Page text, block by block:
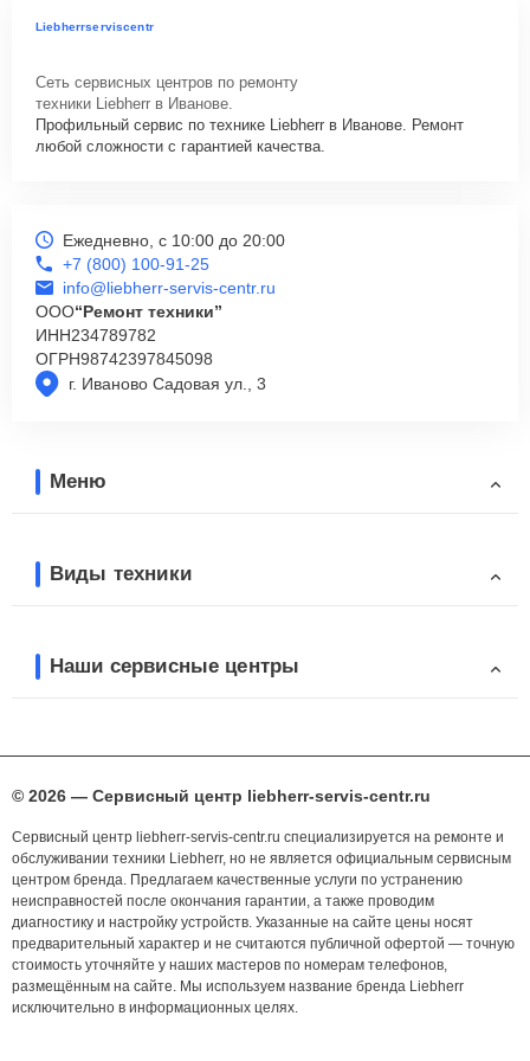
Liebherrserviscentr
Сеть сервисных центров по ремонту
техники Liebherr в Иванове.
Профильный сервис по технике Liebherr в Иванове. Ремонт
любой сложности с гарантией качества.
г. Иваново Садовая ул., 3
Ежедневно, с 10:00 до 20:00
+7 (800) 100-91-25
info@liebherr-servis-centr.ru
ООО“Ремонт техники”
ИНН234789782
ОГРН98742397845098
Меню
Виды техники
Наши сервисные центры
© 2026 — Сервисный центр liebherr-servis-centr.ru
Сервисный центр liebherr-servis-centr.ru специализируется на ремонте и
обслуживании техники Liebherr, но не является официальным сервисным
центром бренда. Предлагаем качественные услуги по устранению
неисправностей после окончания гарантии, а также проводим
диагностику и настройку устройств. Указанные на сайте цены носят
предварительный характер и не считаются публичной офертой — точную
стоимость уточняйте у наших мастеров по номерам телефонов,
размещённым на сайте. Мы используем название бренда Liebherr
исключительно в информационных целях.